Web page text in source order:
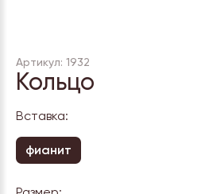
Артикул: 1932
Кольцо
Вставка:
фианит